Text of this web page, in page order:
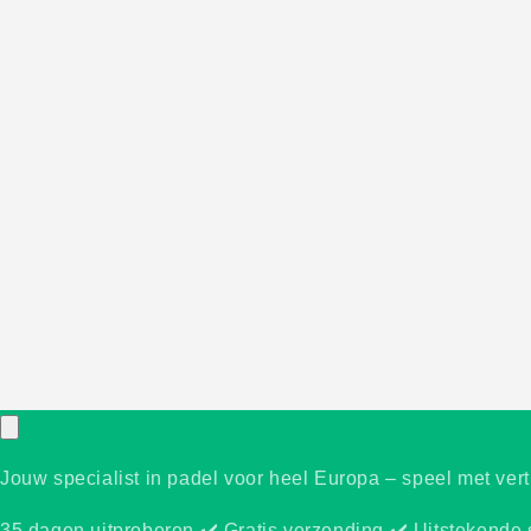
Jouw specialist in padel voor heel Europa – speel met